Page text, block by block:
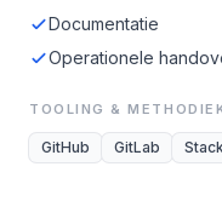
Documentatie
Operationele
TOOLING &
GitHub GitLab